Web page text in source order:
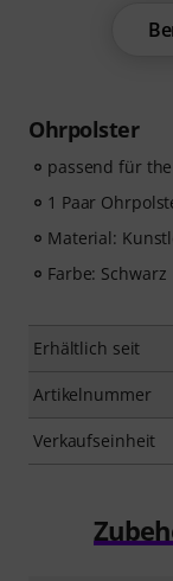
Ohrpolster
passend für
1 Paar
Material:
Farbe: Schwarz
Erhältlich seit
Artikelnummer
Verkaufseinheit